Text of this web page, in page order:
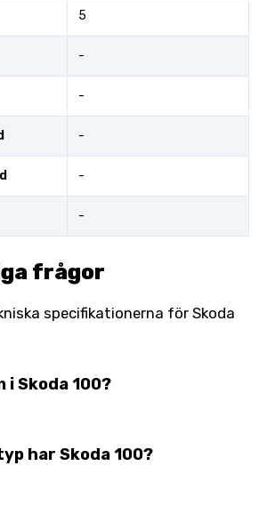
5
-
-
-
-
-
frågor
specifikationerna för Skoda
Skoda 100?
har Skoda 100?